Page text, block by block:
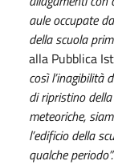
aule occupate
della scuola
alla Pubblica
così l’inagibilità
di ripristino
meteoriche,
l’edificio della
qualche periodo”.